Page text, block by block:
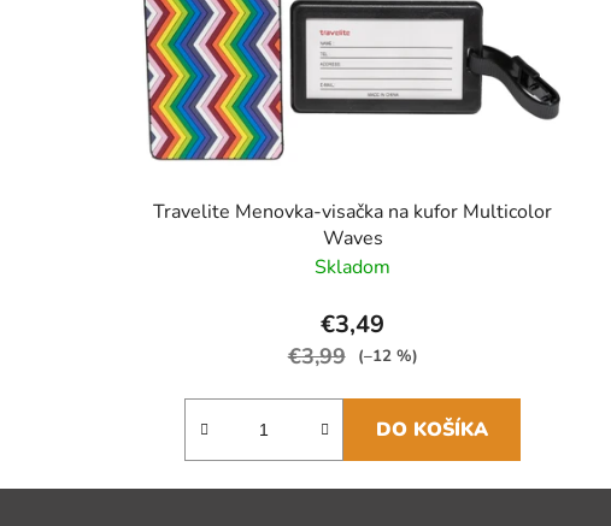
Travelite Menovka-visačka na kufor Multicolor
Waves
Skladom
€3,49
€3,99 (–12 %)
DO KOŠÍKA